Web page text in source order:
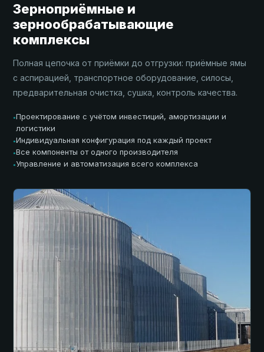
Зерноприёмные и
зернообрабатывающие
комплексы
Полная цепочка от приёмки до отгрузки: приёмные ямы
с аспирацией, транспортное оборудование, силосы,
предварительная очистка, сушка, контроль качества.
●Проектирование с учётом инвестиций, амортизации и
логистики
●Индивидуальная конфигурация под каждый проект
●Все компоненты от одного производителя
● Управление и автоматизация всего комплекса